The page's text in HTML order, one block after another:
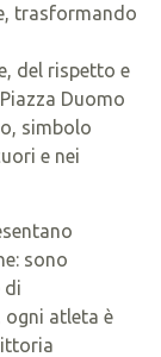
trasformando
del rispetto e
Duomo
simbolo
e nei
sono
di
ogni atleta è